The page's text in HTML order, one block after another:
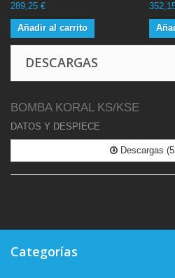
289,25 €
Añadir al carrito
DESCARGAS
BOMBA KORAL KS/KSE
DATOS Y DESPIECE
Descargas
Categorías